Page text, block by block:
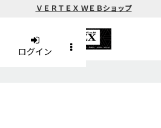
ＶＥＲＴＥＸ ＷＥＢショップ
ログイン